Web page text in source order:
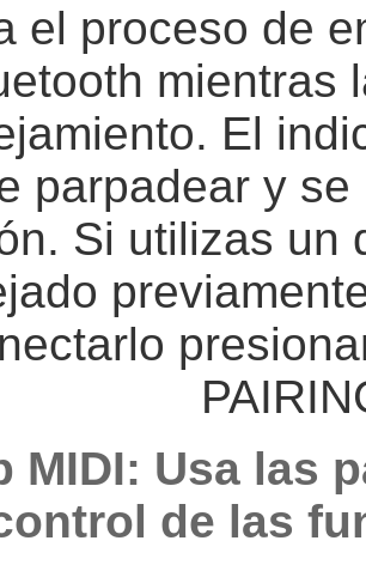
el proceso de
mientras
El
parpadear y
Si utilizas un
MIDI: Usa las
de las